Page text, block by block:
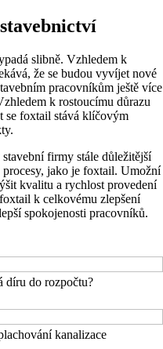
slibně. Vzhledem k
že se budou vyvíjet nové
pracovníkům ještě více
k rostoucímu důrazu
se foxtail stává klíčovým
firmy stále důležitější
jako je foxtail. Umožní
kvalitu a rychlost provedení
k celkovému zlepšení
spokojenosti pracovníků.
díru do rozpočtu?
kanalizace